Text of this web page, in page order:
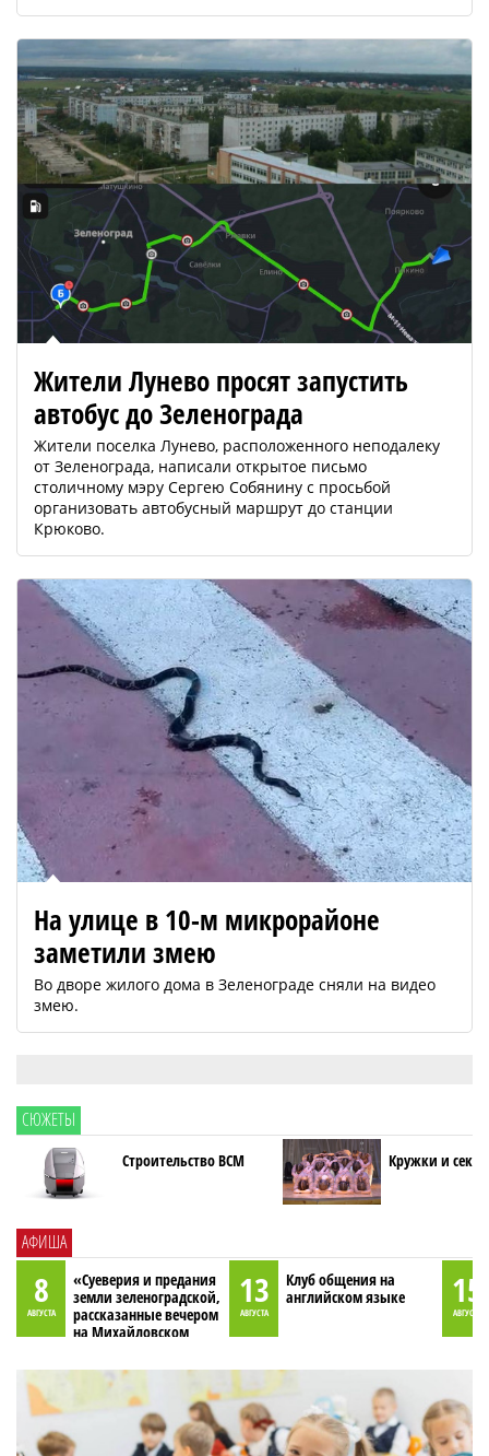
Жители Лунево просят запустить
автобус до Зеленограда
Жители поселка Лунево, расположенного неподалеку
от Зеленограда, написали открытое письмо
столичному мэру Сергею Собянину с просьбой
организовать автобусный маршрут до станции
Крюково.
На улице в 10-м микрорайоне
заметили змею
Во дворе жилого дома в Зеленограде сняли на видео
змею.
СЮЖЕТЫ
Строительство ВСМ Кружки и
АФИША
8
АВГУСТА
«Суеверия и предания
земли зеленоградской,
рассказанные вечером
на Михайловском
13
АВГУСТА
Клуб общения на
английском языке
15
АВГУСТА